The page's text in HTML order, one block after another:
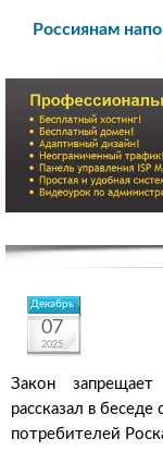
Россиянам
Декабрь
07
2025
Закон
рассказал в
потребителей